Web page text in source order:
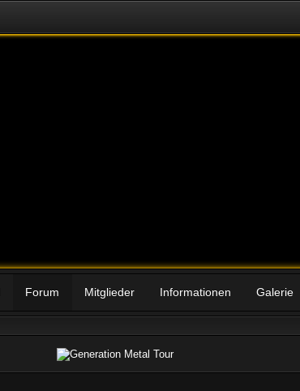
Forum Mitglieder Informationen Galerie